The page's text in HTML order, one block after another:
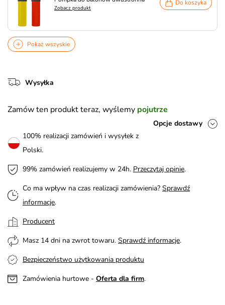
Zobacz produkt
Do koszyka
Pokaż wszyskie
Wysyłka
Zamów ten produkt teraz, wyślemy pojutrze
Opcje dostawy
100% realizacji zamówień i wysyłek z
Polski.
99% zamówień realizujemy w 24h. Przeczytaj opinie.
Co ma wpływ na czas realizacji zamówienia? Sprawdź
informacje.
Producent
Masz 14 dni na zwrot towaru. Sprawdź informacje.
Bezpieczeństwo użytkowania produktu
Zamówienia hurtowe - Oferta dla firm.